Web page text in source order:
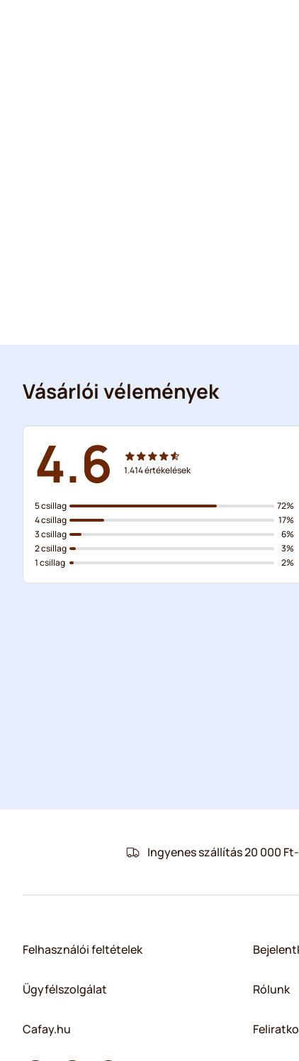
Vásárlói vélemények
4.6 1.414értékelések
5 csillag
4 csillag
3 csillag
2 csillag
1 csillag
72%
17%
6%
3%
2%
Ingyenes szállítás 20 000
Felhasználói feltételek
Ügyfélszolgálat
Cafay.hu
Rólunk